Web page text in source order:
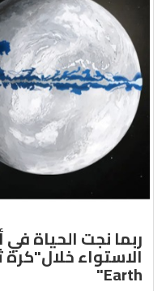
ربما نجت الحياة
Earth"